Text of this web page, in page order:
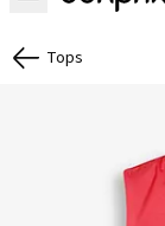
Tops